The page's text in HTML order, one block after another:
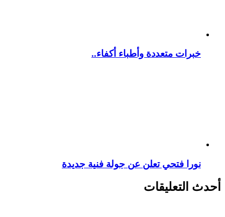
خبرات متعددة وأطباء أكفاء..
نورا فتحي تعلن عن جولة فنية جديدة
أحدث التعليقات